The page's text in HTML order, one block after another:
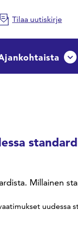
Tilaa uutiskirje
Millainen
uudessa